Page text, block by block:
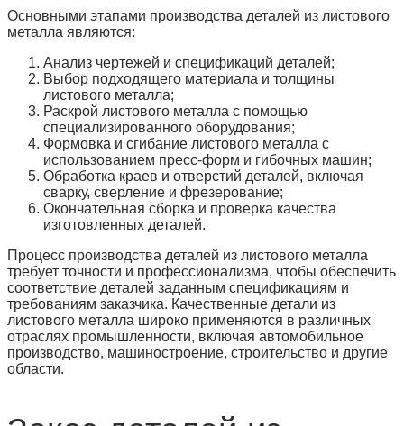
Основными этапами производства деталей из листового
металла являются:
Анализ чертежей и спецификаций деталей;
Выбор подходящего материала и толщины
листового металла;
Раскрой листового металла с помощью
специализированного оборудования;
Формовка и сгибание листового металла с
использованием пресс-форм и гибочных машин;
Обработка краев и отверстий деталей, включая
сварку, сверление и фрезерование;
Окончательная сборка и проверка качества
изготовленных деталей.
Процесс производства деталей из листового металла
требует точности и профессионализма, чтобы обеспечить
соответствие деталей заданным спецификациям и
требованиям заказчика. Качественные детали из
листового металла широко применяются в различных
отраслях промышленности, включая автомобильное
производство, машиностроение, строительство и другие
области.